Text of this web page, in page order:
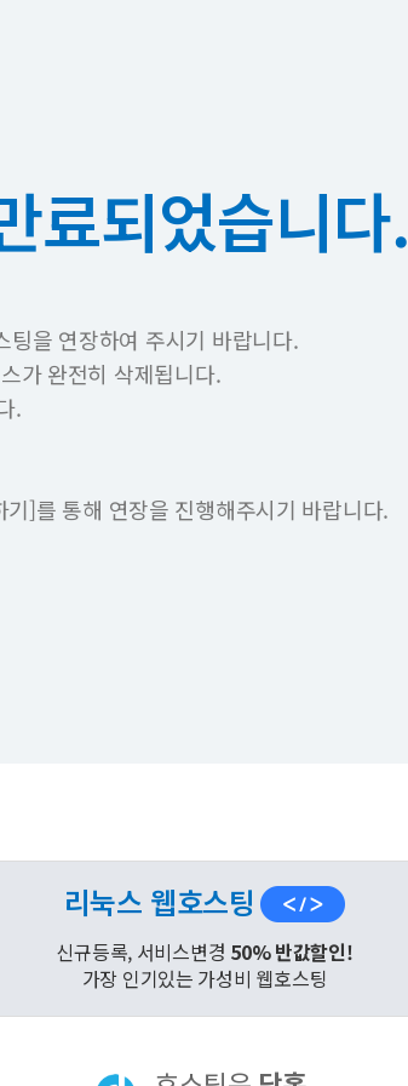
료되었습니다.
팅을 연장하여 주시기 바랍니다.
가 완전히 삭제됩니다.
.
]를 통해 연장을 진행해주시기 바랍니다.
리눅스 웹호스팅
신규등록, 서비스변경 50% 반값할인!
가장 인기있는 가성비 웹호스팅